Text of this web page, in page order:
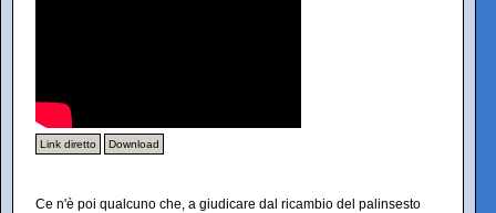
Link diretto Download
Ce n'è poi qualcuno che, a giudicare dal ricambio del palinsesto